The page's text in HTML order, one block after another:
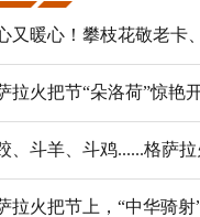
又暖心！攀枝花敬老卡
拉火把节“朵洛荷”惊艳
、斗羊、斗鸡......格萨
拉火把节上，“中华骑射